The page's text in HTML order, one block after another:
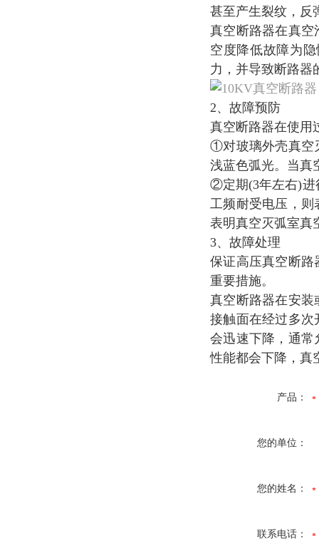
甚至产生裂纹，反
真空断路器在真空
空度降低故障为
力，并导致断路器
10KV真空断路器
2、故障预防
真空断路器在使用
①对玻璃外壳真空
浅蓝色弧光。当真
②定期(3年左右)进
工频耐受电压，则
表明真空灭弧室真
3、故障处理
保证高压真空断路
重要措施。
真空断路器在安装
接触面在经过多次
会迅速下降，通常
性能都会下降，真
产品：
您的单位：
您的姓名：
联系电话：